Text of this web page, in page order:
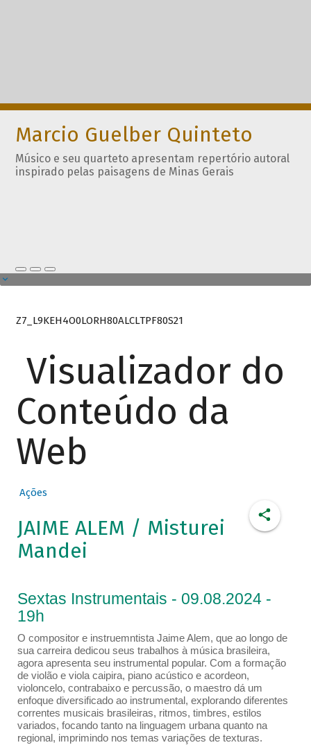
Marcio Guelber Quinteto
Músico e seu quarteto apresentam repertório autoral
inspirado pelas paisagens de Minas Gerais
Z7_L9KEH4O0LORH80ALCLTPF80S21
Visualizador do
Conteúdo da
Web
Ações
JAIME ALEM / Misturei
Mandei
Sextas Instrumentais - 09.08.2024 -
19h
O compositor e instruemntista Jaime Alem, que ao longo de
sua carreira dedicou seus trabalhos à música brasileira,
agora apresenta seu instrumental popular. Com a formação
de violão e viola caipira, piano acústico e acordeon,
violoncelo, contrabaixo e percussão, o maestro dá um
enfoque diversificado ao instrumental, explorando diferentes
correntes musicais brasileiras, ritmos, timbres, estilos
variados, focando tanto na linguagem urbana quanto na
regional, imprimindo nos temas variações de texturas.